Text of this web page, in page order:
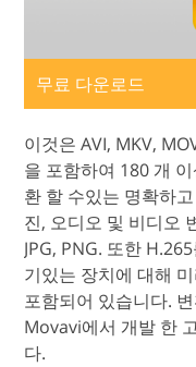
무료 다운로드
이것은 AVI, MKV,
을 포함하여 180 개
환 할 수있는 명확하
진, 오디오 및 비디오
JPG, PNG. 또한
기있는 장치에 대해
포함되어 있습니다.
Movavi에서 개발 한
다.